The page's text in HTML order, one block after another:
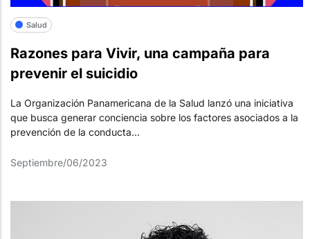
Salud
Razones para Vivir, una campaña para
prevenir el suicidio
La Organización Panamericana de la Salud lanzó una iniciativa
que busca generar conciencia sobre los factores asociados a la
prevención de la conducta...
Septiembre/06/2023